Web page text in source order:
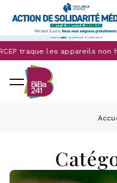
traque les appareils